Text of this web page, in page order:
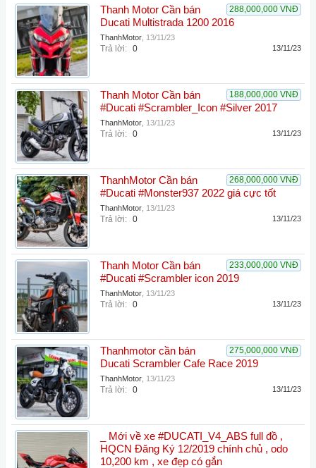
288,000,000 VNĐ
Thanh Motor Cần bán
Ducati Multistrada 1200 2016
ThanhMotor 13/11/23
Trả lời: 0 13/11/23
188,000,000 VNĐ
Thanh Motor Cần bán
#Ducati #Scrambler_Icon #Silver 2017
ThanhMotor 13/11/23
Trả lời: 0 13/11/23
268,000,000 VNĐ
ThanhMotor Cần bán
#Ducati #Monster937 2022 giá cực tốt
ThanhMotor 13/11/23
Trả lời: 0 13/11/23
233,000,000 VNĐ
Thanh Motor Cần bán
#Ducati #Scrambler icon 2019
ThanhMotor 13/11/23
Trả lời: 0 13/11/23
275,000,000 VNĐ
Thanhmotor cần bán
Ducati Scrambler Cafe Race 2019
ThanhMotor 13/11/23
Trả lời: 0 13/11/23
_ Mới về xe #DUCATI_V4_ABS full đồ ,
HQCN Đăng Ký 12/2019 chính chủ , odo
10,200 km , xe đẹp có gắn